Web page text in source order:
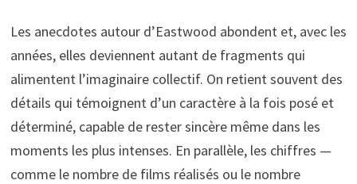
Les anecdotes autour d’Eastwood abondent et, avec les
années, elles deviennent autant de fragments qui
alimentent l’imaginaire collectif. On retient souvent des
détails qui témoignent d’un caractère à la fois posé et
déterminé, capable de rester sincère même dans les
moments les plus intenses. En parallèle, les chiffres —
comme le nombre de films réalisés ou le nombre